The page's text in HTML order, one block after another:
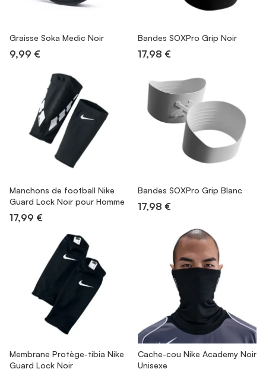
Graisse Soka Medic Noir
9,99 €
Bandes SOXPro Grip Noir
17,98 €
Manchons de football Nike
Guard Lock Noir pour Homme
17,99 €
Bandes SOXPro Grip Blanc
17,98 €
Membrane Protège-tibia Nike
Guard Lock Noir
Cache-cou Nike Academy Noir
Unisexe